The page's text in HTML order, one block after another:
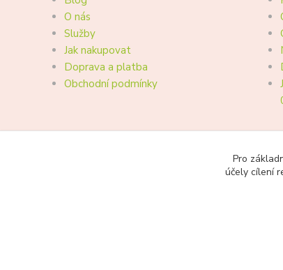
O nás
Služby
Jak nakupovat
Doprava a platba
Obchodní podmínky
Pro
účely cílení